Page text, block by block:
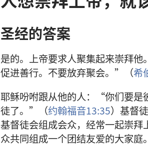
圣经的答案
是的。上帝要求人聚集起来崇拜
促进善行。不要放弃聚会。”（希
耶稣吩咐跟从他的人：“你们要是
徒了。”（约翰福音13:35）基督
基督徒会组成会众，经常一起崇拜
众共同组成一个团结友爱的大家庭